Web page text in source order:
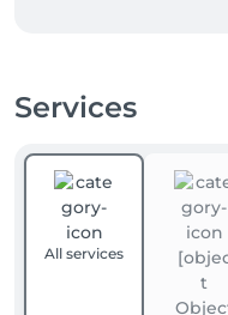
Services
All services